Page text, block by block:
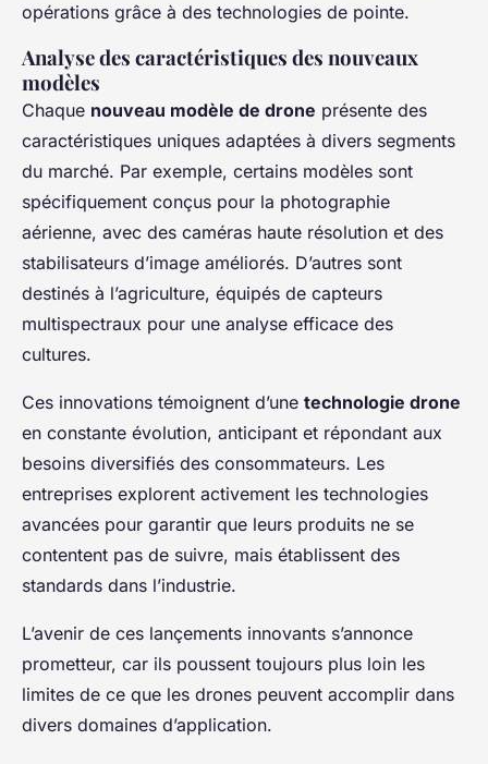
opérations grâce à des technologies de pointe.
Analyse des caractéristiques des nouveaux
modèles
Chaque nouveau modèle de drone présente des
caractéristiques uniques adaptées à divers segments
du marché. Par exemple, certains modèles sont
spécifiquement conçus pour la photographie
aérienne, avec des caméras haute résolution et des
stabilisateurs d’image améliorés. D’autres sont
destinés à l’agriculture, équipés de capteurs
multispectraux pour une analyse efficace des
cultures.
Ces innovations témoignent d’une technologie drone
en constante évolution, anticipant et répondant aux
besoins diversifiés des consommateurs. Les
entreprises explorent activement les technologies
avancées pour garantir que leurs produits ne se
contentent pas de suivre, mais établissent des
standards dans l’industrie.
L’avenir de ces lançements innovants s’annonce
prometteur, car ils poussent toujours plus loin les
limites de ce que les drones peuvent accomplir dans
divers domaines d’application.